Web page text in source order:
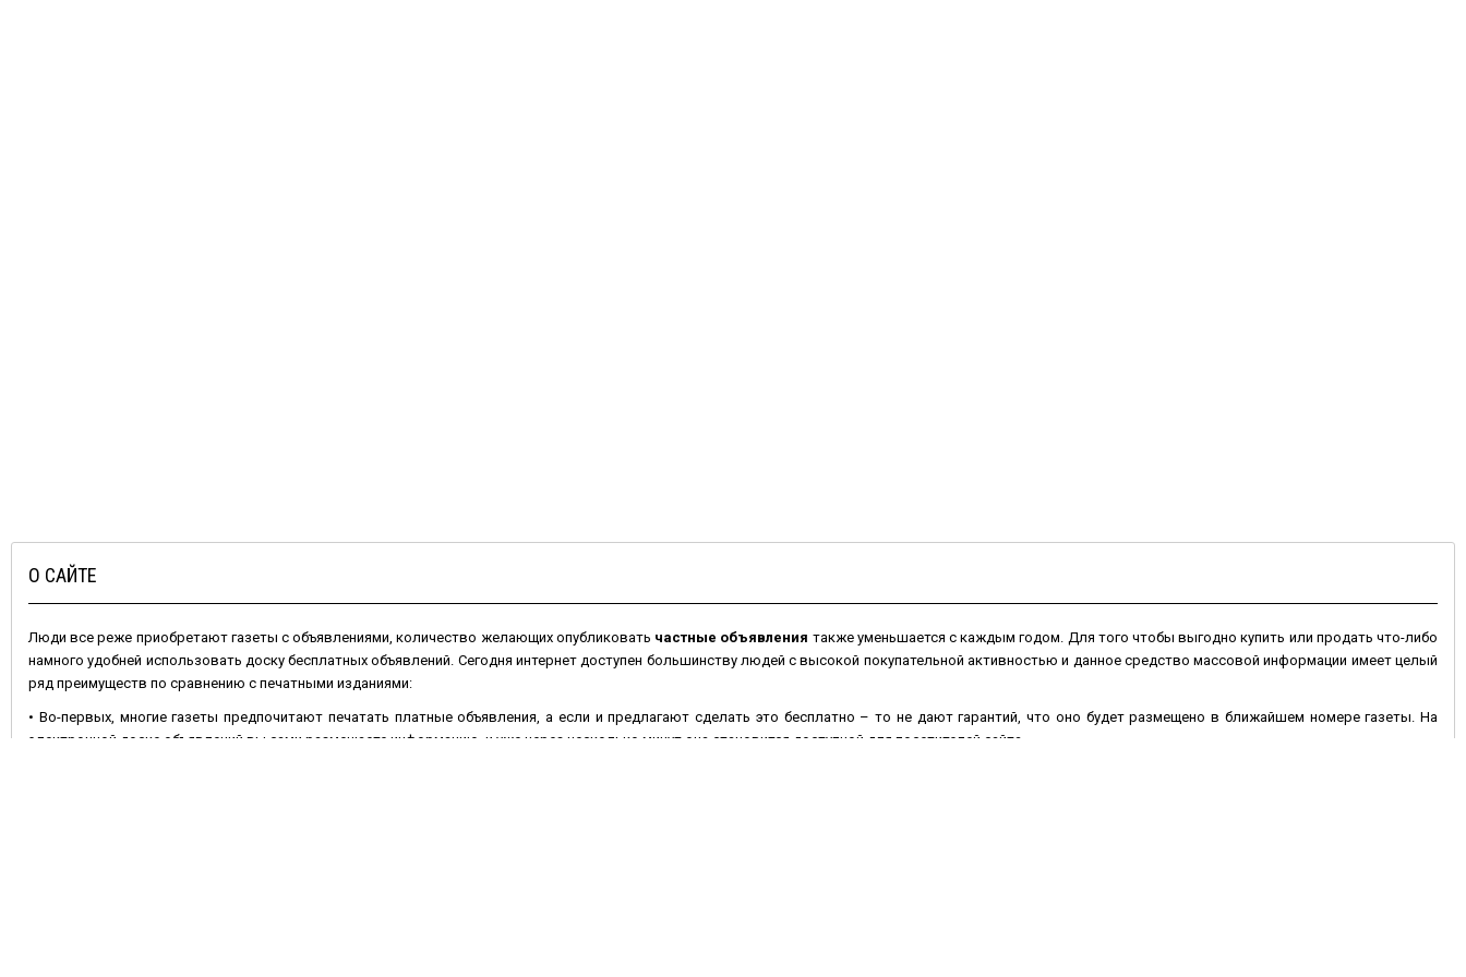
О САЙТЕ
Люди все реже приобретают газеты с объявлениями, количество желающих опубликовать частные объявления также уменьшается с каждым годом. Для того чтобы выгодно купить или продать что-либо
намного удобней использовать доску бесплатных объявлений. Сегодня интернет доступен большинству людей с высокой покупательной активностью и данное средство массовой информации имеет целый
ряд преимуществ по сравнению с печатными изданиями:
• Во-первых, многие газеты предпочитают печатать платные объявления, а если и предлагают сделать это бесплатно – то не дают гарантий, что оно будет размещено в ближайшем номере газеты. На
электронной доске объявлений вы сами размещаете информацию, и уже через несколько минут она становится доступной для посетителей сайта.